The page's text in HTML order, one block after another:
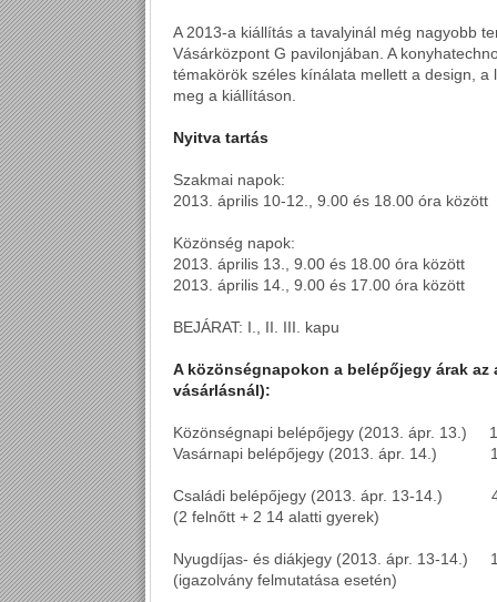
A 2013-a kiállítás a tavalyinál még nagyobb
Vásárközpont G pavilonjában. A
témakörök széles kínálata mellett a design,
meg a kiállításon.
Nyitva tartás
Szakmai napok:
2013. április 10-12., 9.00 és 18.00 óra között
Közönség napok:
2013. április 13., 9.00 és 18.00 óra között
2013. április 14., 9.00 és 17.00 óra között
BEJÁRAT: I., II. III. kapu
A közönségnapokon a belépőjegy árak
vásárlásnál):
Közönségnapi belépőjegy (2013. ápr.
Vasárnapi belépőjegy (2013. ápr. 14.)
Családi belépőjegy (2013. ápr. 13-14.)
(2 felnőtt + 2 14 alatti gyerek)
Nyugdíjas- és diákjegy (2013. ápr. 13-14.)
(igazolvány felmutatása esetén)